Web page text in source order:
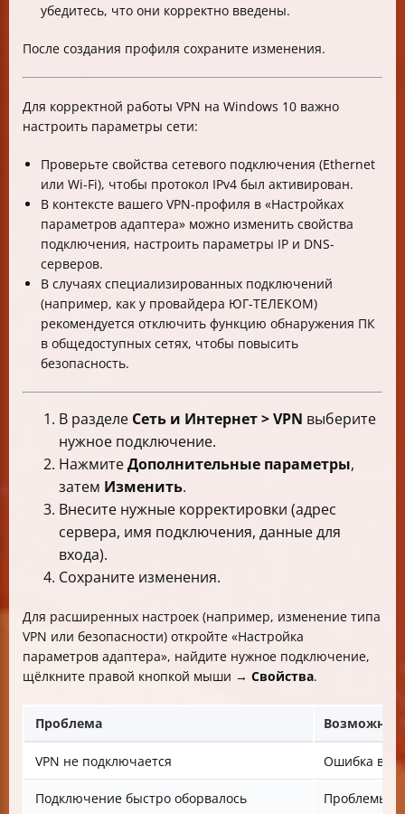
убедитесь, что они корректно введены.
После создания профиля сохраните изменения.
Для корректной работы VPN на Windows 10 важно
настроить параметры сети:
Проверьте свойства сетевого подключения (Ethernet
или Wi-Fi), чтобы протокол IPv4 был активирован.
В контексте вашего VPN-профиля в «Настройках
параметров адаптера» можно изменить свойства
подключения, настроить параметры IP и DNS-
серверов.
В случаях специализированных подключений
(например, как у провайдера ЮГ-ТЕЛЕКОМ)
рекомендуется отключить функцию обнаружения ПК
в общедоступных сетях, чтобы повысить
безопасность.
В разделе Сеть и Интернет > VPN выберите
нужное подключение.
НажмитеДополнительные параметры,
затем Изменить.
Внесите нужные корректировки (адрес
сервера, имя подключения, данные для
входа).
Сохраните изменения.
Для расширенных настроек (например, изменение типа
VPN или безопасности) откройте «Настройка
параметров адаптера», найдите нужное подключение,
щёлкните правой кнопкой мыши → Свойства.
Проблема Возможная
VPN не подключается Ошибка в
Подключение быстро оборвалось Проблемы с